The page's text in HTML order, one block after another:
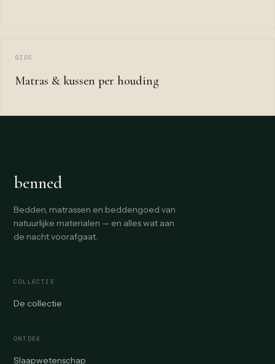
GIDS
Matras & kussen per houding
benned
Bedden, matrassen en beddengoed van
natuurlijke materialen — en alles wat aan
de nacht voorafgaat.
COLLECTIE
De collectie
ONTDEK
Slaapwetenschap